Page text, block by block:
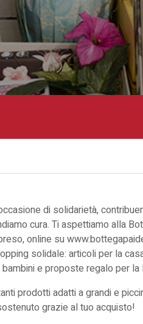
di solidarietà,
cura. Ti aspettiamo alla
online su
solidale: articoli per la
e proposte regalo per la
prodotti adatti a grandi e
grazie al tuo acquisto!